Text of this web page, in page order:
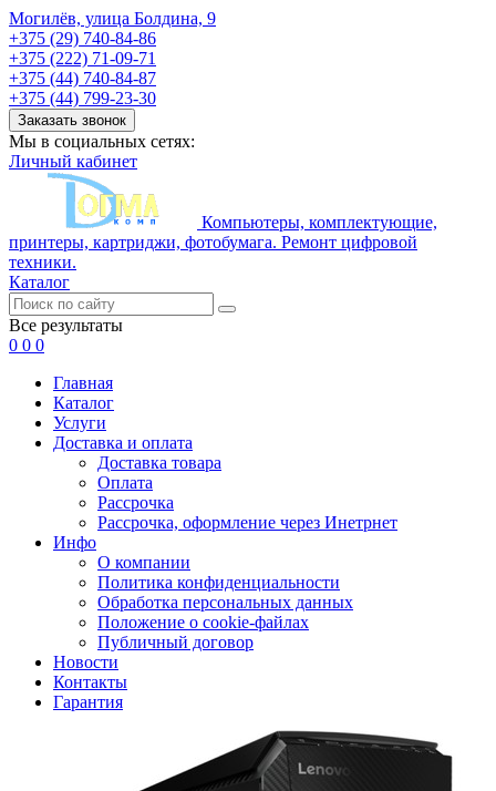
Могилёв, улица Болдина, 9
+375 (29) 740-84-86
+375 (222) 71-09-71
+375 (44) 740-84-87
+375 (44) 799-23-30
Заказать звонок
Мы в социальных сетях:
Личный кабинет
Компьютеры, комплектующие,
принтеры, картриджи, фотобумага. Ремонт цифровой
техники.
Каталог
Все результаты
0 0 0
Главная
Каталог
Услуги
Доставка и оплата
Доставка товара
Оплата
Рассрочка
Рассрочка, оформление через Инетрнет
Инфо
О компании
Политика конфиденциальности
Обработка персональных данных
Положение о cookie-файлах
Публичный договор
Новости
Контакты
Гарантия